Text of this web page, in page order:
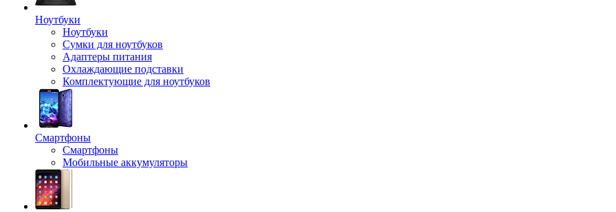
Ноутбуки
Ноутбуки
Сумки для ноутбуков
Адаптеры питания
Охлаждающие подставки
Комплектующие для ноутбуков
Смартфоны
Смартфоны
Мобильные аккумуляторы